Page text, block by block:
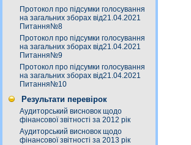
Протокол про підсумки голосування
на загальних зборах від21.04.2021
Питання№8
Протокол про підсумки голосування
на загальних зборах від21.04.2021
Питання№9
Протокол про підсумки голосування
на загальних зборах від21.04.2021
Питання№10
Результати перевірок
Аудиторський висновок щодо
фінансової звітності за 2012 рік
Аудиторський висновок щодо
фінансової звітності за 2013 рік